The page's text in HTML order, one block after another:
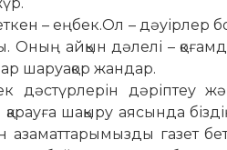
– еңбек.Ол – дәуірлер
Оның айқын дәлелі –
шаруақор жандар.
дәстүрлерін дә­ріптеу
қарауға шақыру аясында
азаматтарымызды газет